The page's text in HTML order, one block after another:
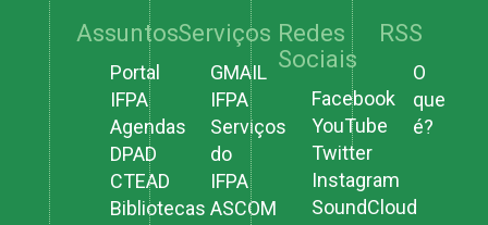
Assuntos
Portal
IFPA
Agendas
DPAD
CTEAD
Bibliotecas
Serviços
GMAIL
IFPA
Serviços
do
IFPA
ASCOM
Redes
Sociais
Facebook
YouTube
Twitter
Instagram
SoundCloud
RSS
O
que
é?